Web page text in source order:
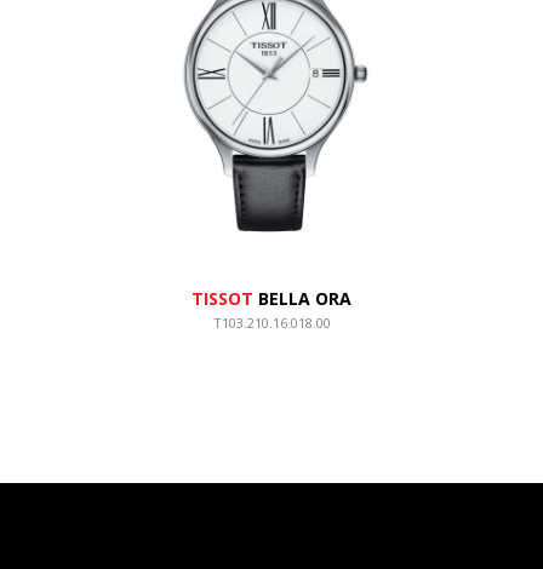
TISSOT BELLA ORA
T103.210.16.018.00